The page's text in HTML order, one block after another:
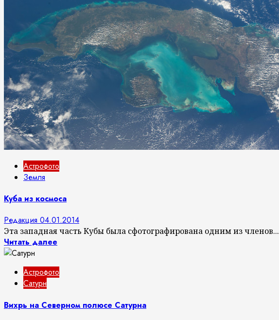
Астрофото
Земля
Куба из космоса
Редакция 04.01.2014
Эта западная часть Кубы была сфотографирована одним из членов...
Читать далее
Астрофото
Сатурн
Вихрь на Северном полюсе Сатурна